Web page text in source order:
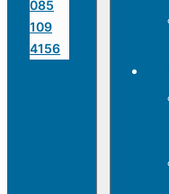
085
109
4156